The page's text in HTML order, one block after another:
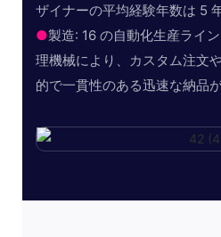
ザイナーの平均経験年数は 5
●製造: 16 の自動化生産ライ
理機械により、カスタム注文
的で一貫性のある迅速な納品